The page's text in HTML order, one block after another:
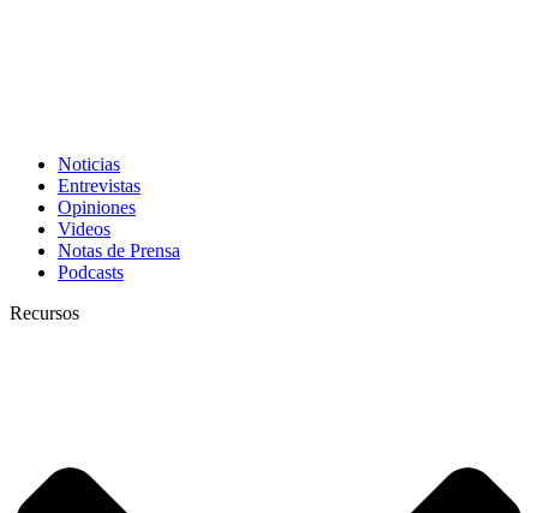
Noticias
Entrevistas
Opiniones
Videos
Notas de Prensa
Podcasts
Recursos